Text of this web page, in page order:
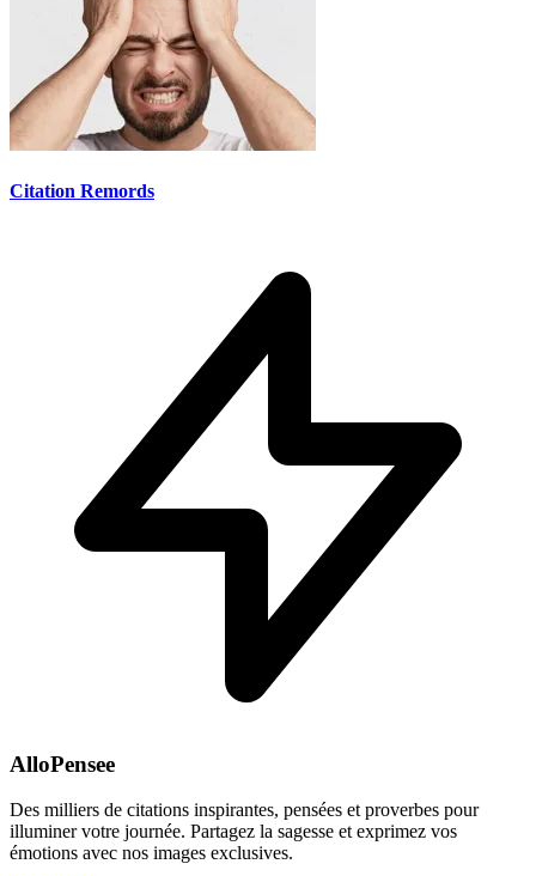
Citation Remords
AlloPensee
Des milliers de citations inspirantes, pensées et proverbes pour
illuminer votre journée. Partagez la sagesse et exprimez vos
émotions avec nos images exclusives.